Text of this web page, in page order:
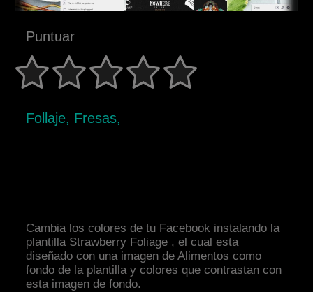
Puntuar
Follaje, Fresas,
Cambia los colores de tu Facebook instalando la
plantilla Strawberry Foliage , el cual esta
diseñado con una imagen de Alimentos como
fondo de la plantilla y colores que contrastan con
esta imagen de fondo.